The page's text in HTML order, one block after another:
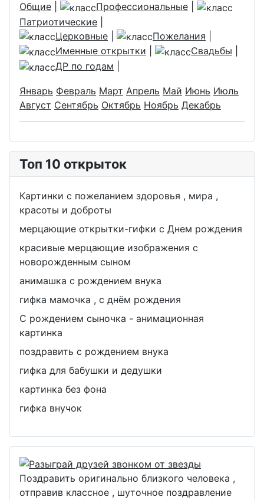
Общие
Профессиональные
Патриотические
Церковные
Пожелания
Именные открытки
Свадьбы
ДР по годам
Январь Февраль Март Апрель Май Июнь Июль
Август Сентябрь Октябрь Ноябрь Декабрь
Топ 10 открыток
Картинки с пожеланием здоровья , мира ,
красоты и доброты
мерцающие открытки-гифки с Днем рождения
красивые мерцающие изображения с
новорожденным сыном
анимашка с рождением внука
гифка мамочка , с днём рождения
С рождением сыночка - анимационная
картинка
поздравить с рождением внука
гифка для бабушки и дедушки
картинка без фона
гифка внучок
Поздравить оригинально близкого человека ,
отправив классное , шуточное поздравление